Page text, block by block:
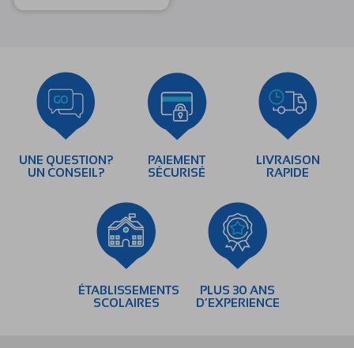
UNE QUESTION?
UN CONSEIL?
PAIEMENT
SÉCURISÉ
LIVRAISON
RAPIDE
ÉTABLISSEMENTS
SCOLAIRES
PLUS 30 ANS
D’EXPERIENCE